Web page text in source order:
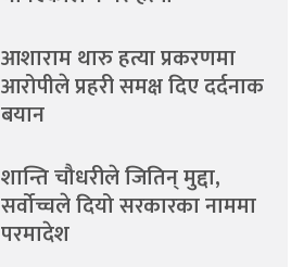
आशाराम थारु हत्या प्रकरणमा
आरोपीले प्रहरी समक्ष दिए दर्दनाक
बयान
शान्ति चौधरीले जितिन् मुद्दा,
सर्वोच्चले दियो सरकारका नाममा
परमादेश